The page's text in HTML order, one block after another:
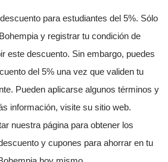
para estudiantes del 5%. Sólo
y registrar tu condición de
este descuento. Sin embargo, puedes
del 5% una vez que validen tu
Pueden aplicarse algunos términos y
información, visite su sitio web.
nuestra página para obtener los
y cupones para ahorrar en tu